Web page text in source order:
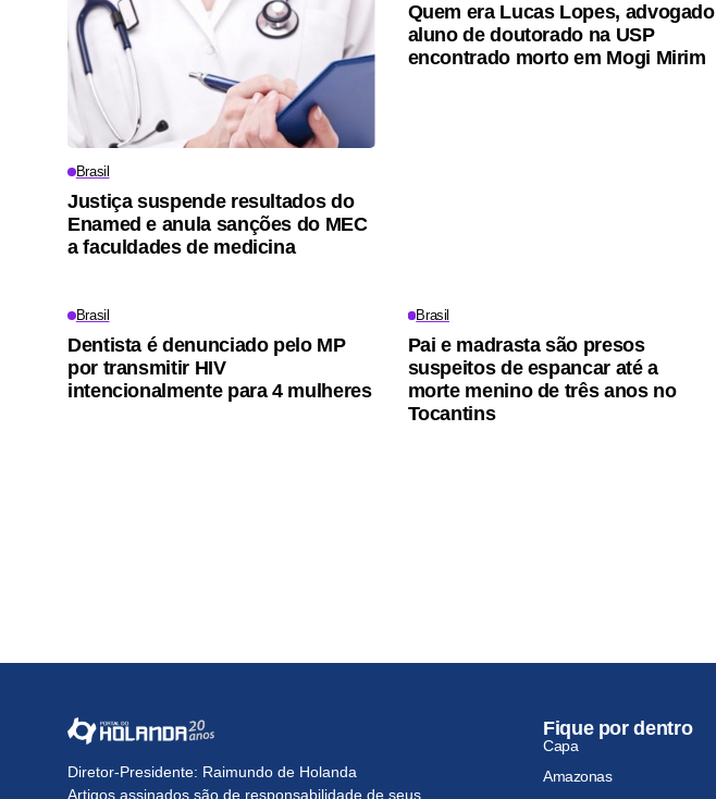
Brasil
Justiça suspende resultados do
Enamed e anula sanções do MEC
a faculdades de medicina
Quem era Lucas Lopes, advogado
aluno de doutorado na USP
encontrado morto em Mogi Mirim
Brasil
Dentista é denunciado pelo MP
por transmitir HIV
intencionalmente para 4 mulheres
Brasil
Pai e madrasta são presos
suspeitos de espancar até a
morte menino de três anos no
Tocantins
Diretor-Presidente: Raimundo de Holanda
Artigos assinados são de responsabilidade de seus
Fique por dentro
Capa
Amazonas